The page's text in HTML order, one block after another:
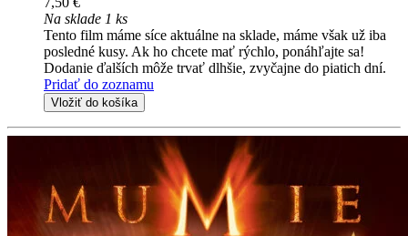
Na sklade 1 ks
Tento film máme síce aktuálne na sklade, máme však už iba
posledné kusy. Ak ho chcete mať rýchlo, ponáhľajte sa!
Dodanie ďalších môže trvať dlhšie, zvyčajne do piatich dní.
Pridať do zoznamu
Vložiť do košíka